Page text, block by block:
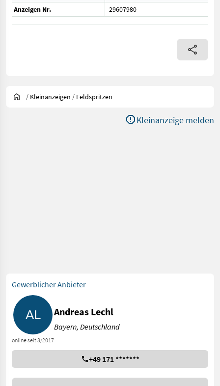
Anzeigen Nr.
29607980
/ Kleinanzeigen / Feldspritzen
Kleinanzeige melden
Gewerblicher Anbieter
online seit 3/2017
Andreas Lechl
Bayern, Deutschland
+49 171 *******